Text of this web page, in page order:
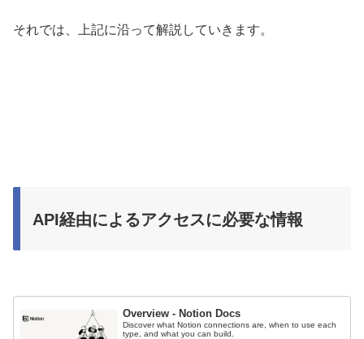
それでは、上記に沿って解説していきます。
API経由によるアクセスに必要な情報
Overview - Notion Docs
Discover what Notion connections are, when to use each
type, and what you can build.